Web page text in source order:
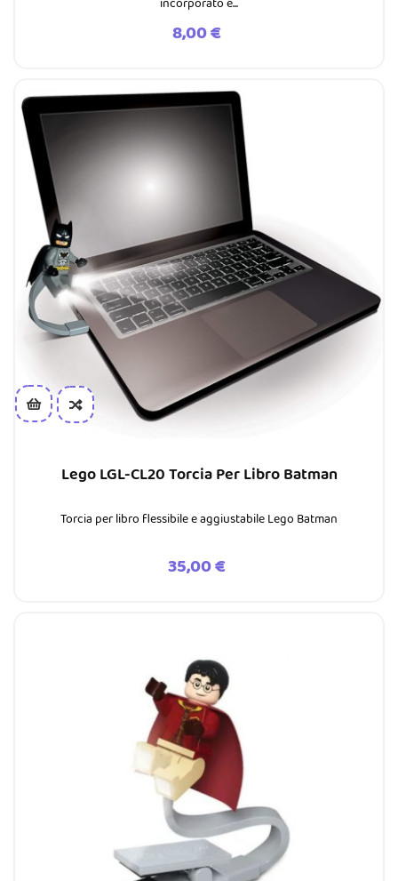
Prezzo
8,00 €
Lego LGL-CL20 Torcia Per Libro Batman
Torcia per libro flessibile e aggiustabile Lego Batman
Prezzo
35,00 €